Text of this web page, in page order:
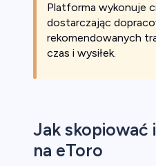
Platforma wykonuje
dostarczając
rekomendowanych
czas i wysiłek.
Jak skopiować
na eToro